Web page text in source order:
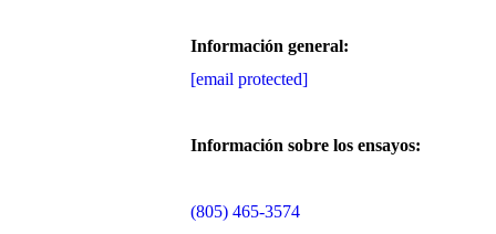
Información general:
[email protected]
Información sobre los ensayos:
(805) 465-3574